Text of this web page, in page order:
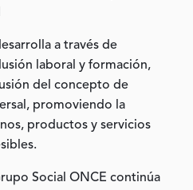
a través de
laboral y formación,
del concepto de
promoviendo la
productos y servicios
Social ONCE continúa